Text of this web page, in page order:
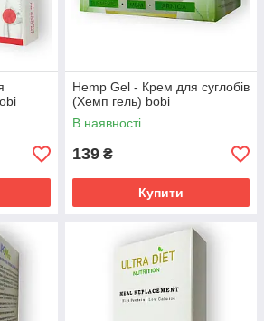
Hemp Gel - Крем для суглобів
(Хемп гель) bobi
В наявності
139 ₴
Купити